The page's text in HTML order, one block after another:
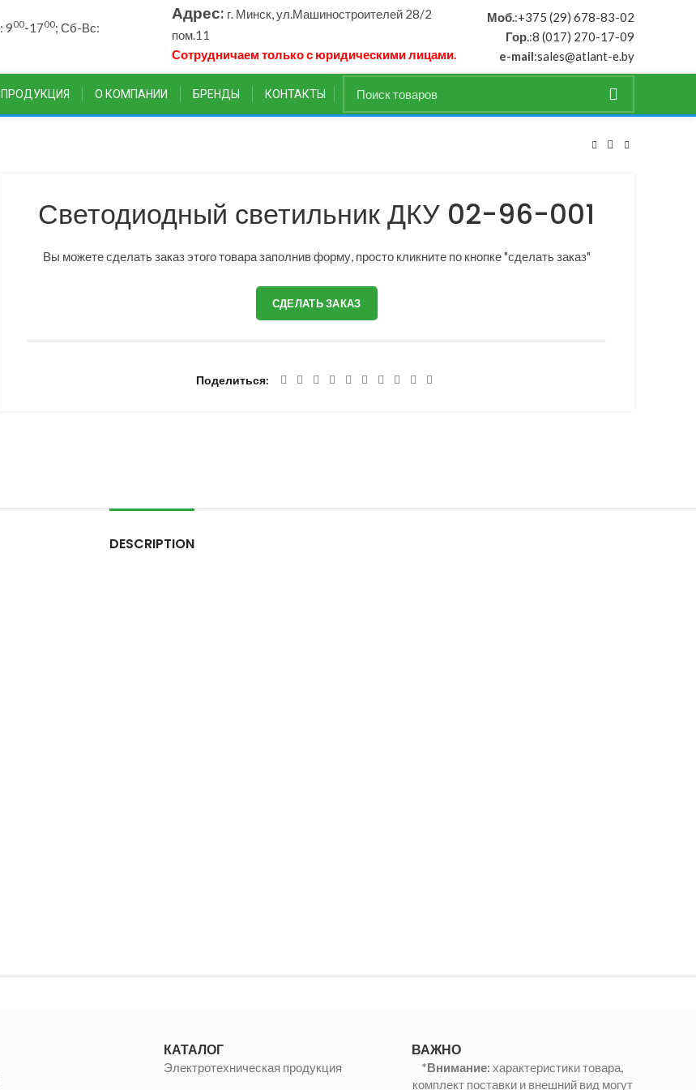
900-1700; Сб-Вс:
Адрес: г. Минск, ул.Машиностроителей 28/2
пом.11
Сотрудничаем только с юридическими лицами.
Моб.:+375 (29) 678-83-02
Гор.:8 (017) 270-17-09
e-mail:sales@atlant-e.by
ПРОДУКЦИЯ О КОМПАНИИ БРЕНДЫ КОНТАКТЫ
Светодиодный светильник ДКУ 02-96-001
Вы можете сделать заказ этого товара заполнив форму, просто кликните по кнопке "сделать заказ"
СДЕЛАТЬ ЗАКАЗ
Поделиться
DESCRIPTION
КАТАЛОГ
Электротехническая продукция
ВАЖНО
*Внимание: характеристики товара,
комплект поставки и внешний вид могут